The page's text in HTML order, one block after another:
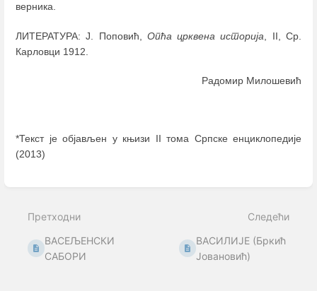
верника.
ЛИТЕРАТУРА: Ј. Поповић, Опћа црквена историја , II, Ср.
Карловци 1912.
Радомир Милошевић
*Текст је објављен у књизи II тома Српске енциклопедије
(2013)
mode
Претходни
ВАСЕЉЕНСКИ
САБОРИ
Следећи
ВАСИЛИЈЕ (Бркић
Јовановић)